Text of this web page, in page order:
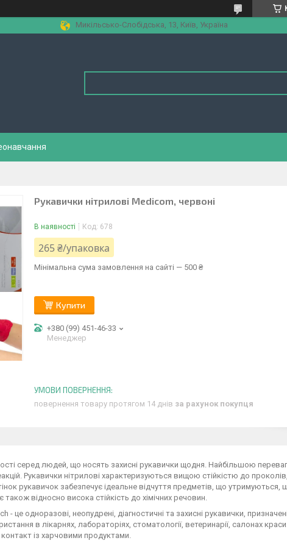
Микільсько-Слобідська, 13, Київ, Україна
Рукавички нітрилові Medicom, червоні
В наявності Код: 678
265 ₴/упаковка
Мінімальна сума замовлення на сайті — 500 ₴
Купити
+380 (99) 451-46-33
Менеджер
повернення товару протягом 14 днів за рахунок покупця
серед людей, що носять захисні рукавички щодня. Найбільшою
Рукавички нітрилові характеризуються вищою стійкістю до
рукавичок забезпечує ідеальне відчуття предметів, що утримуються,
відносно висока стійкість до хімічних речовин.
- це одноразові, неопудрені, діагностичні та захисні рукавички,
в лікарнях, лабораторіях, стоматології, ветеринарії, салонах
із харчовими продуктами.